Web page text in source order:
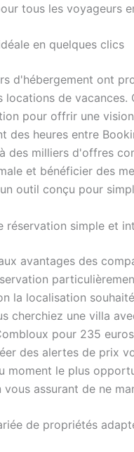
tous les voyageurs
en quelques clics
d'hébergement ont
locations de
pour offrir une
des heures entre
des milliers d'offres
et bénéficier des
outil conçu pour
réservation simple et
avantages des
la localisation
cherchiez une villa
pour 235
des alertes de prix
moment le plus
assurant de ne
de propriétés